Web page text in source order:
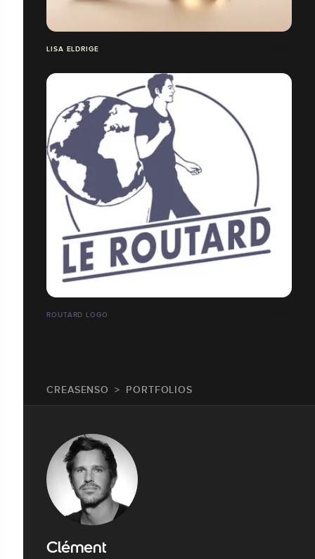
LISA ELDRIGE
ROUTARD LOGO
CREASENSO PORTFOLIOS
Clément